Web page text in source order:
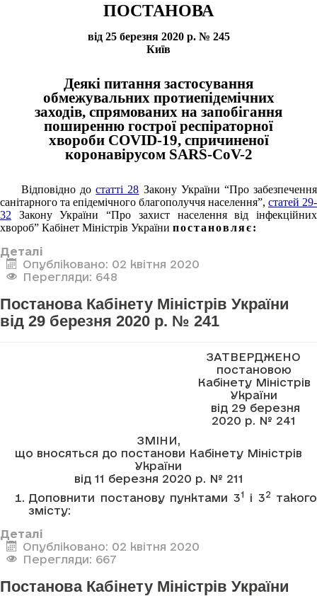
ПОСТАНОВА
від 25 березня 2020 р. № 245
Київ
Деякі питання застосування
обмежувальних протиепідемічних
заходів, спрямованих на запобігання
поширенню гострої респіраторної
хвороби COVID-19, спричиненої
коронавірусом SARS-CoV-2
Відповідно достатті 28 Закону України “Про забезпечення
санітарного та епідемічного благополуччя населення”, статей 29-
32 Закону України “Про захист населення від інфекційних
хвороб” Кабінет Міністрів України постановляє:
Деталі
Опубліковано: 02 квітня 2020
Перегляди: 648
Постанова Кабінету Міністрів України
від 29 березня 2020 р. № 241
ЗАТВЕРДЖЕНО
постановою
Кабінету Міністрів
України
від 29 березня
2020 р. № 241
ЗМІНИ,
що вносяться до постанови Кабінету Міністрів
України
від 11 березня 2020 р. № 211
Доповнити постанову пунктами 31 і 32
такого
змісту:
Деталі
Опубліковано: 02 квітня 2020
Перегляди: 667
Постанова Кабінету Міністрів України